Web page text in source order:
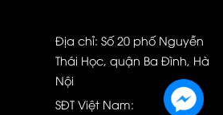
Địa chỉ: Số 20 phố Nguyễn
Thái Học, quận Ba Đình, Hà
Nội
SĐT Việt Nam: